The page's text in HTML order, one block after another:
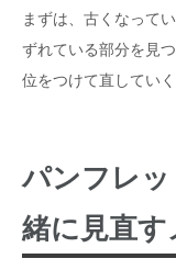
まずは、古くなって
ずれている部分を見
位をつけて直してい
パンフレ
緒に見直す